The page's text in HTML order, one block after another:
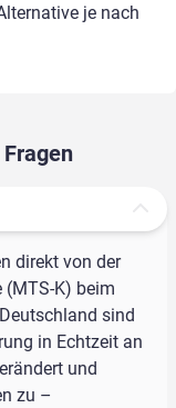
je nach
direkt von der
K) beim
sind
in Echtzeit an
und
zu –